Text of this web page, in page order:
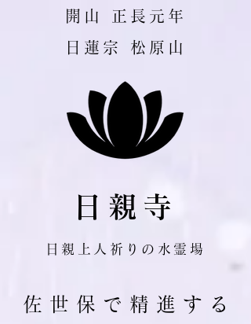
​開山 正長元年
日蓮宗 松原山
日親寺
日親上人祈りの水霊場
佐 世 保 で 精 進 す る